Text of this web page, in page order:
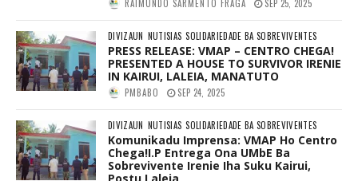
RAIMUNDO SARMENTO FRAGA SEP 25, 2025
DIVIZAUN NUTISIAS SOLIDARIEDADE BA SOBREVIVENTES
PRESS RELEASE: VMAP – CENTRO CHEGA!
PRESENTED A HOUSE TO SURVIVOR IRENIE
IN KAIRUI, LALEIA, MANATUTO
PMBABO SEP 24, 2025
DIVIZAUN NUTISIAS SOLIDARIEDADE BA SOBREVIVENTES
Komunikadu Imprensa: VMAP Ho Centro
Chega!I.P Entrega Ona UMbE Ba
Sobrevivente Irenie Iha Suku Kairui,